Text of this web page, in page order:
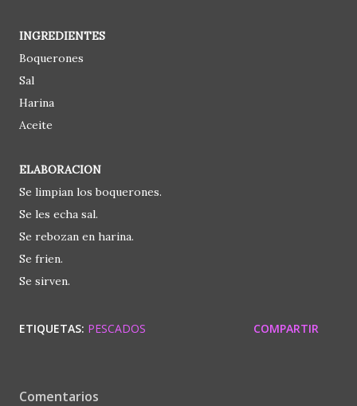
INGREDIENTES
Boquerones
Sal
Harina
Aceite
ELABORACION
Se limpian los boquerones.
Se les echa sal.
Se rebozan en harina.
Se frien.
Se sirven.
ETIQUETAS: PESCADOS COMPARTIR
Comentarios